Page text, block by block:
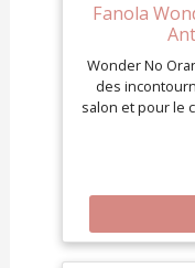
Fanola
Wonder No
des
salon et pour le
contrer les
cheveux
bruns : super
décolorés au
glacé Formule
AlgaPur,